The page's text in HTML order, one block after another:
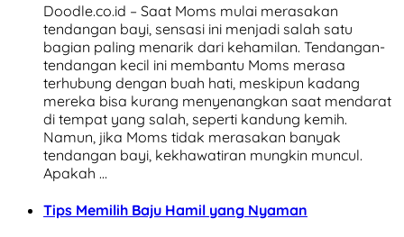
Doodle.co.id – Saat Moms mulai merasakan
tendangan bayi, sensasi ini menjadi salah satu
bagian paling menarik dari kehamilan. Tendangan-
tendangan kecil ini membantu Moms merasa
terhubung dengan buah hati, meskipun kadang
mereka bisa kurang menyenangkan saat mendarat
di tempat yang salah, seperti kandung kemih.
Namun, jika Moms tidak merasakan banyak
tendangan bayi, kekhawatiran mungkin muncul.
Apakah …
Tips Memilih Baju Hamil yang Nyaman